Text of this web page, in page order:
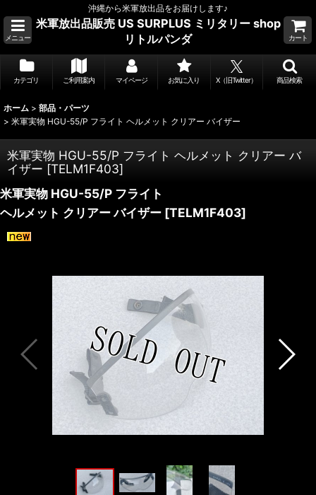
沖縄から米軍放出品をお届けします♪
メニュー
米軍放出品販売 US SURPLUS ミリタリー shop
リトルパンダ
カート
カテゴリ ご利用案内 マイページ お気に入り X（旧Twitter） 商品検索
ホーム > 部品・パーツ
> 米軍実物 HGU-55/P フライト ヘルメット クリアー バイザー
米軍実物 HGU-55/P フライト ヘルメット クリアー バ
イザー [TELM1F403]
米軍実物 HGU-55/P フライト
ヘルメット クリアー バイザー [TELM1F403]